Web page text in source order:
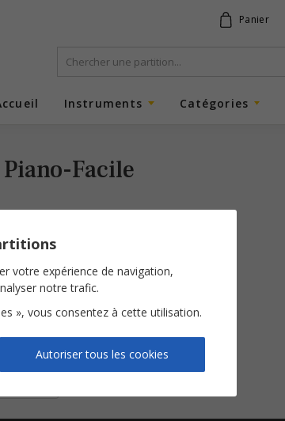
Panier
Instruments Catégories
Facile
cours
votre expérience de navigation,
notre trafic.
», vous consentez à cette utilisation.
Autoriser tous les cookies